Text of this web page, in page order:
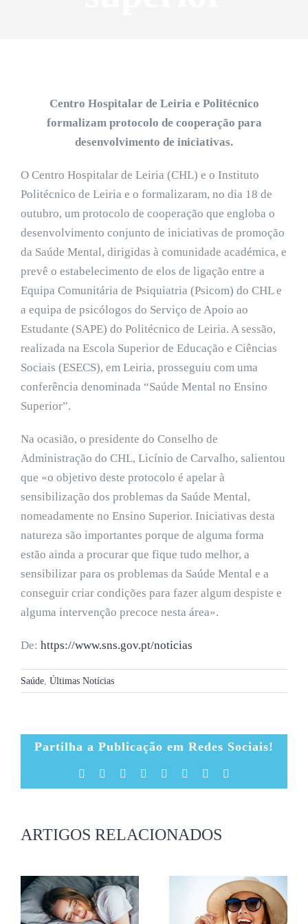
Centro Hospitalar de Leiria e Politécnico
formalizam protocolo de cooperação para
desenvolvimento de iniciativas.
O Centro Hospitalar de Leiria (CHL) e o Instituto
Politécnico de Leiria e o formalizaram, no dia 18 de
outubro, um protocolo de cooperação que engloba o
desenvolvimento conjunto de iniciativas de promoção
da Saúde Mental, dirigidas à comunidade académica, e
prevê o estabelecimento de elos de ligação entre a
Equipa Comunitária de Psiquiatria (Psicom) do CHL e
a equipa de psicólogos do Serviço de Apoio ao
Estudante (SAPE) do Politécnico de Leiria. A sessão,
realizada na Escola Superior de Educação e Ciências
Sociais (ESECS), em Leiria, prosseguiu com uma
conferência denominada “Saúde Mental no Ensino
Superior”.
Na ocasião, o presidente do Conselho de
Administração do CHL, Licínio de Carvalho, salientou
que «o objetivo deste protocolo é apelar à
sensibilização dos problemas da Saúde Mental,
nomeadamente no Ensino Superior. Iniciativas desta
natureza são importantes porque de alguma forma
estão ainda a procurar que fique tudo melhor, a
sensibilizar para os problemas da Saúde Mental e a
conseguir criar condições para fazer algum despiste e
alguma intervenção precoce nesta área».
De: https://www.sns.gov.pt/noticias
Saúde Últimas Notícias
Partilha a Publicação em Redes Sociais!
Facebook Reddit LinkedIn
TumblrPinterest
ARTIGOS RELACIONADOS